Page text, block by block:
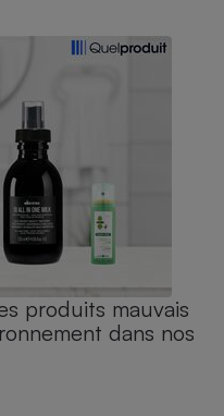
produits mauvais
dans nos